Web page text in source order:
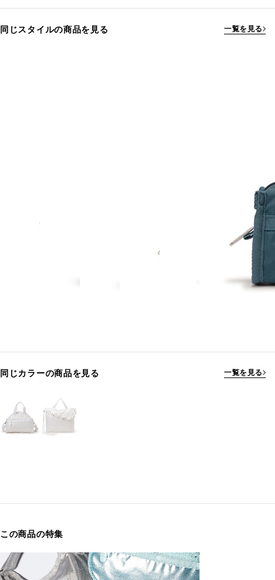
同じスタイルの商品を見る 一覧を見る
同じカラーの商品を見る 一覧を見る
この商品の特集